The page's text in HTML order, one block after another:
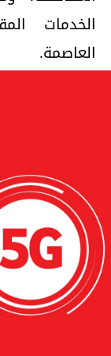
الخدمات
العاصمة.